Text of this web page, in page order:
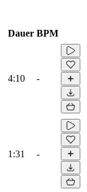
Dauer BPM
4:10 -
1:31 -